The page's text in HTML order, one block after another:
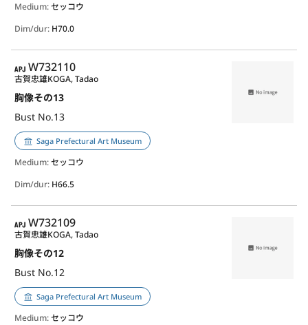
Medium:セッコウ
Dim/dur: H70.0
APJ
W732110
胸像その13
Bust No.13
古賀忠雄KOGA, Tadao
Saga Prefectural Art Museum
Medium:セッコウ
Dim/dur: H66.5
APJ
W732109
胸像その12
Bust No.12
古賀忠雄KOGA, Tadao
Saga Prefectural Art Museum
Medium:セッコウ